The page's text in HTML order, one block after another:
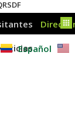
Español